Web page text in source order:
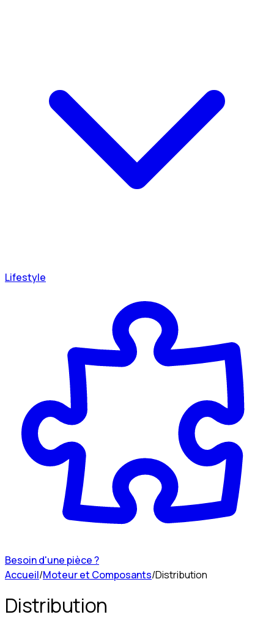
Lifestyle
Besoin d'une pièce ?
Accueil/Moteur et Composants/Distribution
Distribution